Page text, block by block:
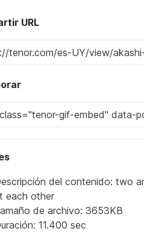
URL
del contenido: two
each other
de archivo: 3653KB
11.400 sec